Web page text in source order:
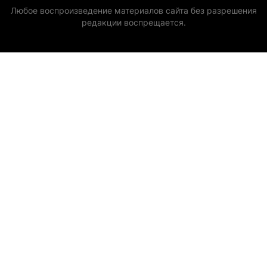
Любое воспроизведение материалов сайта без разрешения
редакции воспрещается.